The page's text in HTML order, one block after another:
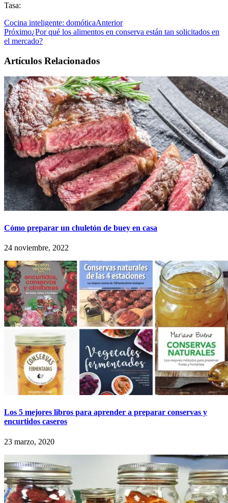
Tasa:
Cocina inteligente: domóticaAnterior
Próximo¿Por qué los alimentos en conserva están tan solicitados en
el mercado?
Artículos Relacionados
Cómo preparar un chuletón de buey en casa
24 noviembre, 2022
Los 5 mejores libros para aprender a preparar conservas y
encurtidos caseros
23 marzo, 2020